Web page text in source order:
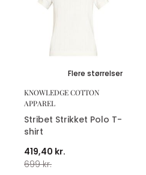
Flere størrelser
KNOWLEDGE COTTON
APPAREL
Stribet Strikket Polo T-
shirt
419,40 kr.
699 kr.